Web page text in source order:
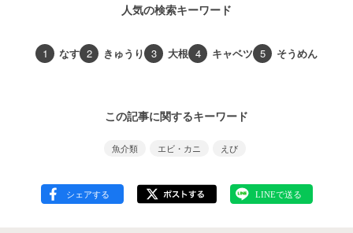
人気の検索キーワード
1 なす 2 きゅうり 3 大根 4 キャベツ 5 そうめん
この記事に関するキーワード
魚介類 エビ・カニ えび